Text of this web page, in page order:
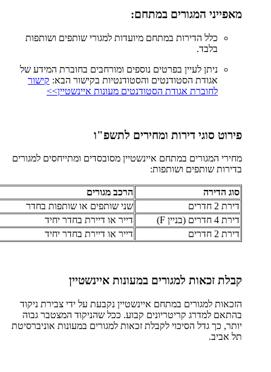
מאפייני המגורים במתחם:
כלל הדירות במתחם מיועדות למגורי שותפים ושותפות
בלבד.
ניתן לעיין בפרטים נוספים ומורחבים בחוברת המידע של
אגודת הסטודנטים והסטודנטיות בקישור הבא: קישור
לחוברת אגודת הסטודנטים מעונות איינשטיין>>
פירוט סוגי דירות ומחירים לתשפ"ו
מחירי המגורים במתחם איינשטיין מסובסדים ומתייחסים למגורים
בדירות שותפים ושותפות:
סוג הדירה
הרכב מגורים
דירת 2 חדרים
שני שותפים או שותפות בחדר
דירת 4 חדרים (בניין F)
דייר או דיירת בחדר יחיד
דירת 2 חדרים
דייר או דיירת בחדר יחיד
קבלת זכאות למגורים במעונות איינשטיין
הזכאות למגורים במתחם איינשטיין נקבעת על ידי צבירת ניקוד
בהתאם למדרג קריטריונים קבוע. ככל שהניקוד המצטבר גבוה
יותר, כך גדל הסיכוי לקבלת זכאות למגורים במעונות אוניברסיטת
תל אביב.